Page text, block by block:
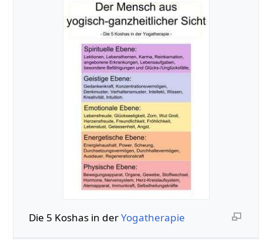
Die 5 Koshas in derYogatherapie